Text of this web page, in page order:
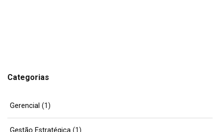
Categorias
Gerencial (1)
Gestão Estratégica (1)